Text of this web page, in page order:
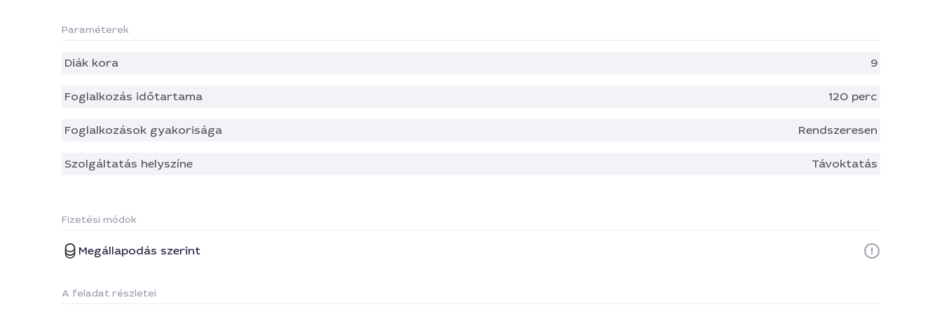
Paraméterek
Diák kora 9
Foglalkozás időtartama 120 perc
Foglalkozások gyakorisága Rendszeresen
Szolgáltatás helyszíne Távoktatás
Fizetési módok
Megállapodás szerint
A feladat részletei